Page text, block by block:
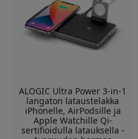
ALOGIC Ultra Power 3-in-1
langaton lataustelakka
iPhonelle, AirPodsille ja
Apple Watchille Qi-
sertifioidulla latauksella -